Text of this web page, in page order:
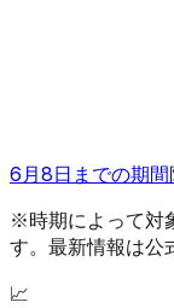
6月8日までの期間
※時期によって対
す。最新情報は公
📈